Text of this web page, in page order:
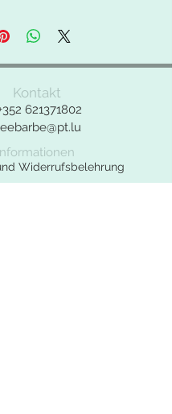
benutzen.
Kontakt
621371802
Widerrufsbelehrung